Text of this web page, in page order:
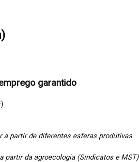
garantido
a partir de diferentes esferas produtivas
partir da agroecologia (Sindicatos e MST)